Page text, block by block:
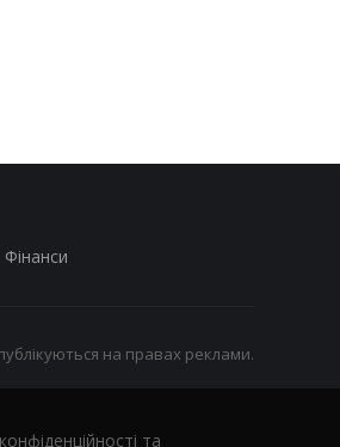
Фінанси
на правах реклами.
та